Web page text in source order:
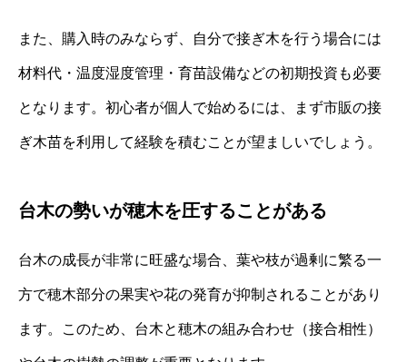
また、購入時のみならず、自分で接ぎ木を行う場合には
材料代・温度湿度管理・育苗設備などの初期投資も必要
となります。初心者が個人で始めるには、まず市販の接
ぎ木苗を利用して経験を積むことが望ましいでしょう。
台木の勢いが穂木を圧することがある
台木の成長が非常に旺盛な場合、葉や枝が過剰に繁る一
方で穂木部分の果実や花の発育が抑制されることがあり
ます。このため、台木と穂木の組み合わせ（接合相性）